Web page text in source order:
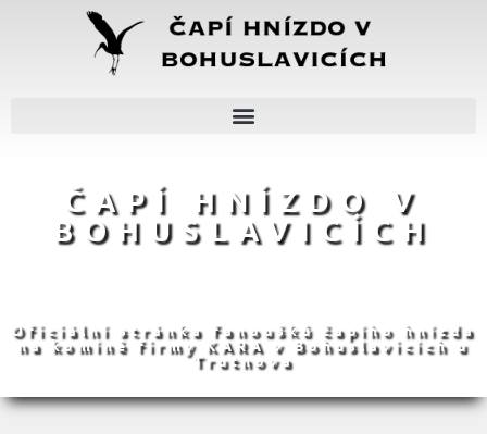
ČAPÍ HNÍZDO V
BOHUSLAVICÍCH
Oficiální stránka fanoušků čapího hnízda
na komíně firmy KARA v Bohuslavicích u
Trutnova